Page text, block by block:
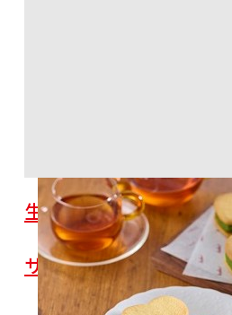
生チョコサンド＆生ホ
サンド